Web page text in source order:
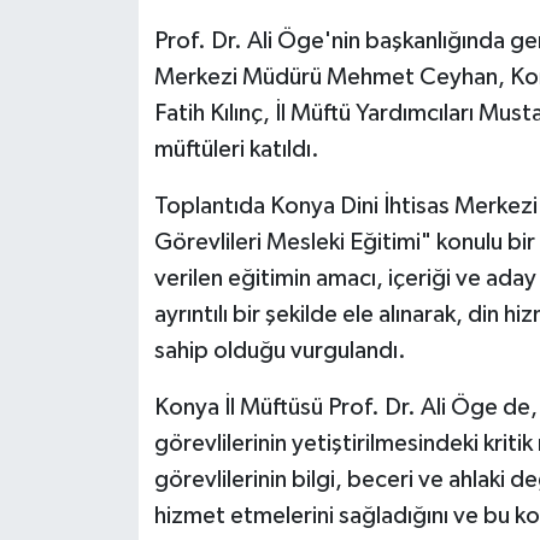
Prof. Dr. Ali Öge'nin başkanlığında
Merkezi Müdürü Mehmet Ceyhan,
Fatih Kılınç, İl Müftü Yardımcıları
müftüleri katıldı.
Toplantıda Konya Dini İhtisas
Görevlileri Mesleki Eğitimi" konulu
verilen eğitimin amacı, içeriği ve
ayrıntılı bir şekilde ele alınarak, din
sahip olduğu vurgulandı.
Konya İl Müftüsü Prof. Dr. Ali Öge
görevlilerinin yetiştirilmesindeki
görevlilerinin bilgi, beceri ve ahlaki
hizmet etmelerini sağladığını ve bu
Bolu Müftülüğü
Bursa Müftülüğü
Çanakkale Müftülüğü
Çankırı Müftülüğü
Çorum Müftülüğü
Denizli Müftülüğü
Makaleler
Duyurular
Bilim, Teknoloji
Diyanet TV